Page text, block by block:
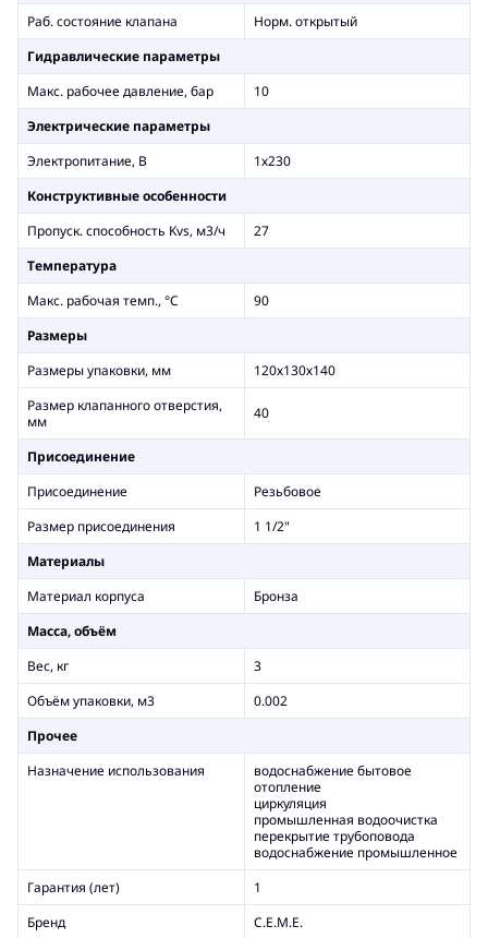
Раб. состояние клапана
Норм. открытый
Гидравлические параметры
Макс. рабочее давление, бар
10
Электрические параметры
Электропитание, В
1х230
Конструктивные особенности
Пропуск. способность Kvs, м3/ч
27
Температура
Макс. рабочая темп., °С
90
Размеры
Размеры упаковки, мм
120х130х140
Размер клапанного отверстия,
мм
40
Присоединение
Присоединение
Резьбовое
Размер присоединения
1 1/2"
Материалы
Материал корпуса
Бронза
Масса, объём
Вес, кг
3
Объём упаковки, м3
0.002
Прочее
Назначение использования
водоснабжение бытовое
отопление
циркуляция
промышленная водоочистка
перекрытие трубоповода
водоснабжение промышленное
Гарантия (лет)
1
Бренд
C.E.M.E.